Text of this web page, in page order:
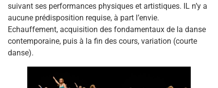
suivant ses performances physiques et artistiques. IL n’y a
aucune prédisposition requise, à part l’envie.
Echauffement, acquisition des fondamentaux de la danse
contemporaine, puis à la fin des cours, variation (courte
danse).